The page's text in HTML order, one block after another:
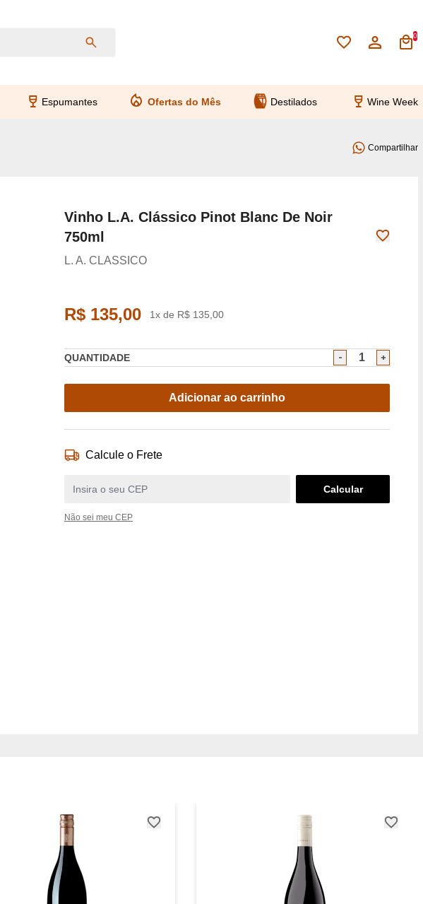
0
Espumantes Ofertas do Mês Destilados Wine Week
Compartilhar
Vinho L.A. Clássico Pinot Blanc De Noir
750ml
L. A. CLASSICO
R$ 135,00 1x de R$ 135,00
QUANTIDADE
Adicionar ao carrinho
Calcule o Frete
Não sei meu CEP